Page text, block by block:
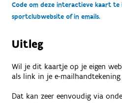
Code om deze interactieve kaart
sportclubwebsite of in emails.
Uitleg
Wil je dit kaartje op je eigen
als link in je e-mailhandtekening
Dat kan zeer eenvoudig via